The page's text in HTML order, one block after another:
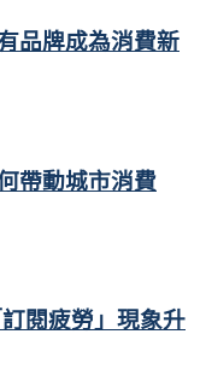
品牌成為消費新
帶動城市消費
閱疲勞」現象升